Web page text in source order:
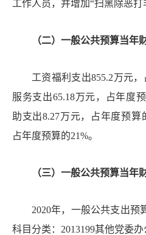
工作人员， 并增加“扫黑除恶打
（二）一般公共预算当年
工资福利支出855.2万元，
服务支出65.18万元，占年度
助支出8.27万元，占年度预算
占年度预算的21%。
（三）一般公共预算当年
2020年，一般公共支出预
科目分类： 2013199其他党委